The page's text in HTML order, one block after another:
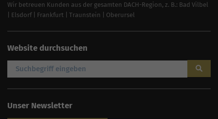
Wir betreuen Kunden aus der gesamten DACH-Region, z. B.: Bad Vilbel
Elsdorf| Frankfurt Traunstein Oberursel
Website durchsuchen
Unser Newsletter